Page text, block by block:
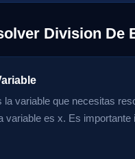
Division De
la variable que necesitas
variable es x. Es importante